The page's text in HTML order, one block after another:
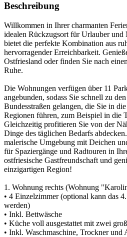
Beschreibung
Willkommen in Ihrer charmanten
idealen Rückzugsort für Urlauber
bietet die perfekte Kombination aus
hervorragender Erreichbarkeit.
Ostfriesland oder finden Sie nach
Ruhe.
Die Wohnungen verfügen über 11
angebunden, sodass Sie schnell zu
Bundesstraßen gelangen, die Sie in
Regionen führen, zum Beispiel in die
Gleichzeitig profitieren Sie von der
Dinge des täglichen Bedarfs
malerische Umgebung mit Deichen
für Spaziergänge und Radtouren in
ostfriesische Gastfreundschaft und
einzigartigen Region!
1. Wohnung rechts (Wohnung
• 4 Einzelzimmer (optional kann das
werden)
• Inkl. Bettwäsche
• Küche voll ausgestattet mit zwei
• Inkl. Waschmaschine, Trockner und